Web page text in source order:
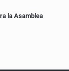
la Asamblea